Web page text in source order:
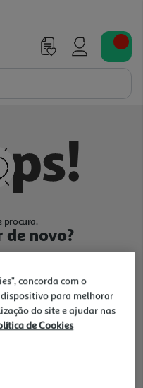
procura.
novo?
concorda com o
para melhorar
do site e ajudar nas
de Cookies